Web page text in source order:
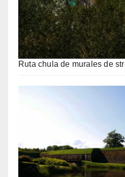
Ruta chula de murales de